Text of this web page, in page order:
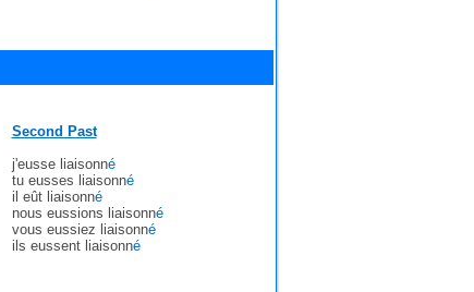
Second Past
j'eusse liaisonné
tu eusses liaisonné
il eût liaisonné
nous eussions liaisonné
vous eussiez liaisonné
ils eussent liaisonné